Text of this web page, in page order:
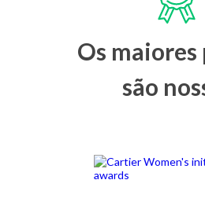
Os
são